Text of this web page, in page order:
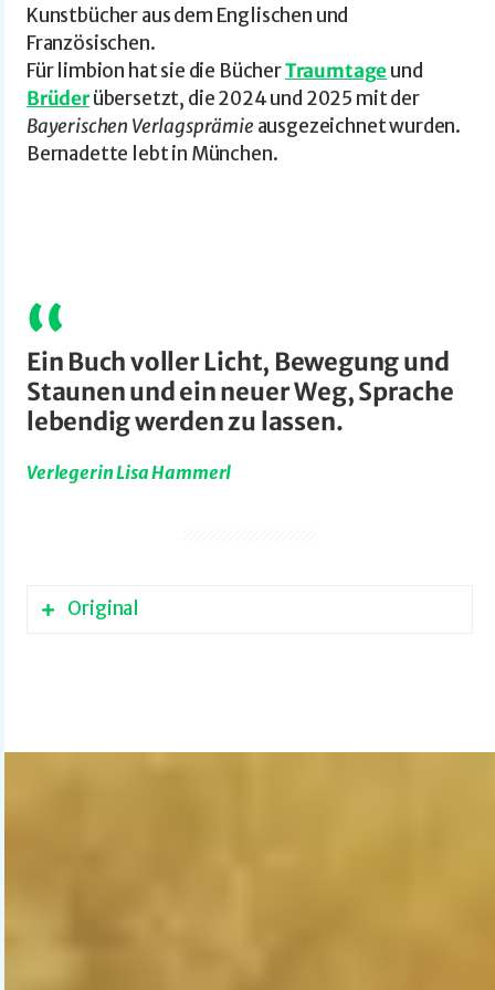
Kunstbücher aus dem Englischen und
Französischen.
Für limbion hat sie die BücherTraumtage und
Brüderübersetzt, die 2024 und 2025 mit der
Bayerischen Verlagsprämie ausgezeichnet wurden.
Bernadette lebt in München.
Ein Buch voller Licht, Bewegung und
Staunen und ein neuer Weg, Sprache
lebendig werden zu lassen.
Verlegerin Lisa Hammerl
Original